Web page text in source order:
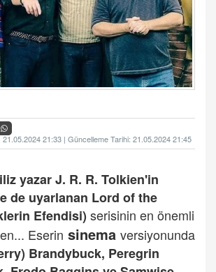
21.05.2024 21:33 | Güncelleme Tarihi: 21.05.2024 21:45
yazar J. R. R. Tolkien'in
de uyarlanan Lord of the
Efendisi) serisinin en önemli
Eserin sinema versiyonunda
Brandybuck, Peregrin